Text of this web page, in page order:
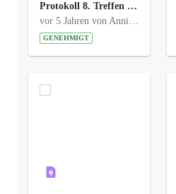
Protokoll 8. Treffen 20150330 AG Bismarckplatz.pdf
vor 5 Jahren von Anni Schlumberger
GENEHMIGT